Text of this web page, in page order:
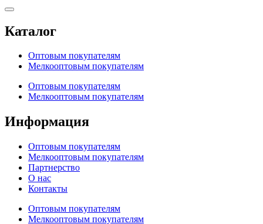
Каталог
Оптовым покупателям
Мелкооптовым покупателям
Оптовым покупателям
Мелкооптовым покупателям
Информация
Оптовым покупателям
Мелкооптовым покупателям
Партнерство
О нас
Контакты
Оптовым покупателям
Мелкооптовым покупателям